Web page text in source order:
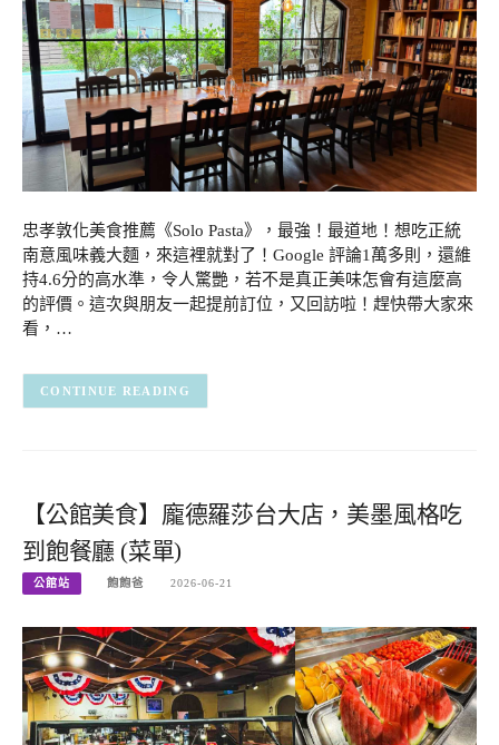
忠孝敦化美食推薦《Solo Pasta》，最強！最道地！想吃正統
南意風味義大麵，來這裡就對了！Google 評論1萬多則，還維
持4.6分的高水準，令人驚艷，若不是真正美味怎會有這麼高
的評價。這次與朋友一起提前訂位，又回訪啦！趕快帶大家來
看，…
CONTINUE READING
【公館美食】龐德羅莎台大店，美墨風格吃
到飽餐廳 (菜單)
公館站 飽飽爸 2026-06-21